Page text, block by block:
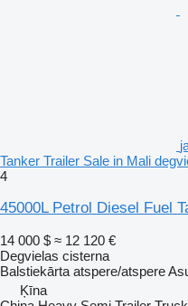
Tanker Trailer Sale in Mali
4
45000L Petrol Diesel Fuel
14 000 $ ≈ 12 120 €
Degvielas cisterna
Balstiekārta atspere/atspere
Ķīna